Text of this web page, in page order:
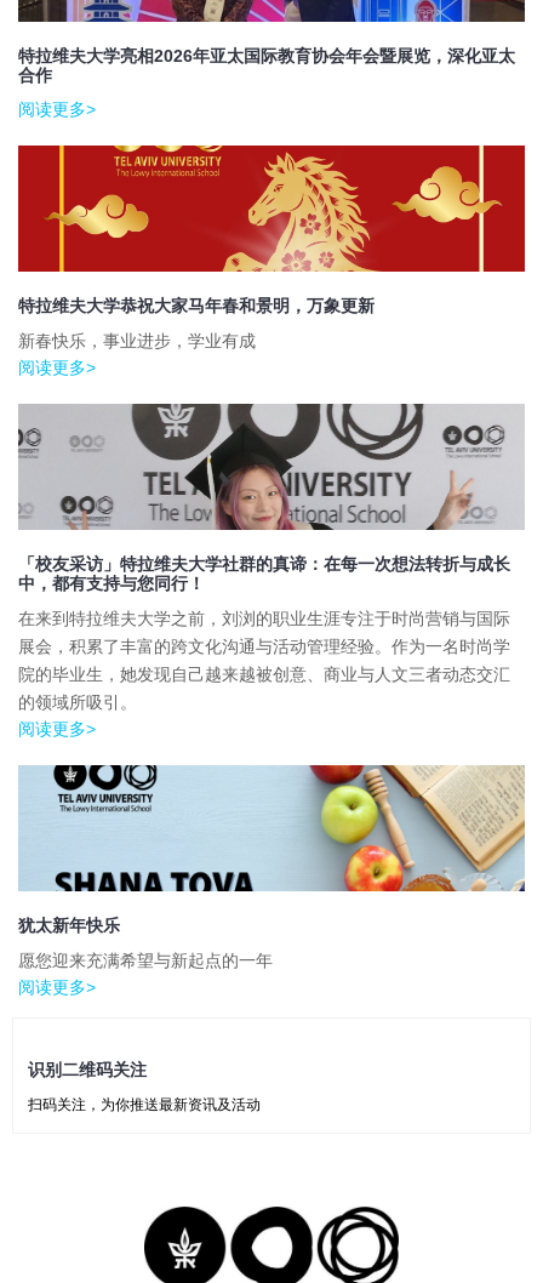
特拉维夫大学亮相2026年亚太国际教育协会年会暨展览，深化亚太
合作
阅读更多>
特拉维夫大学恭祝大家马年春和景明，万象更新
新春快乐，事业进步，学业有成
阅读更多>
「校友采访」特拉维夫大学社群的真谛：在每一次想法转折与成长
中，都有支持与您同行！
在来到特拉维夫大学之前，刘浏的职业生涯专注于时尚营销与国际
展会，积累了丰富的跨文化沟通与活动管理经验。作为一名时尚学
院的毕业生，她发现自己越来越被创意、商业与人文三者动态交汇
的领域所吸引。
阅读更多>
犹太新年快乐
愿您迎来充满希望与新起点的一年
阅读更多>
识别二维码关注
扫码关注，为你推送最新资讯及活动